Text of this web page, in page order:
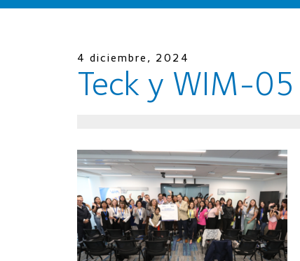
4 diciembre, 2024
Teck y WIM-05